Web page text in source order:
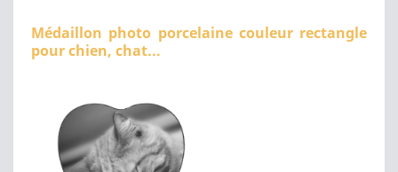
Médaillon photo porcelaine couleur rectangle
pour chien, chat...